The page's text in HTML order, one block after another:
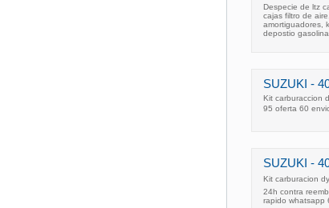
Despecie de ltz
cajas filtro de
amortiguadores,
depostio gasolina,
SUZUKI -
Kit carburaccion
95 oferta 60
SUZUKI -
Kit carburacion
24h contra
rapido whatsapp